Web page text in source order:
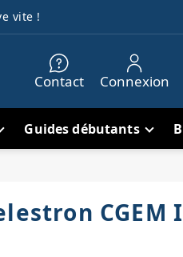
vite !
Contact Connexion
Guides débutants
CGEM